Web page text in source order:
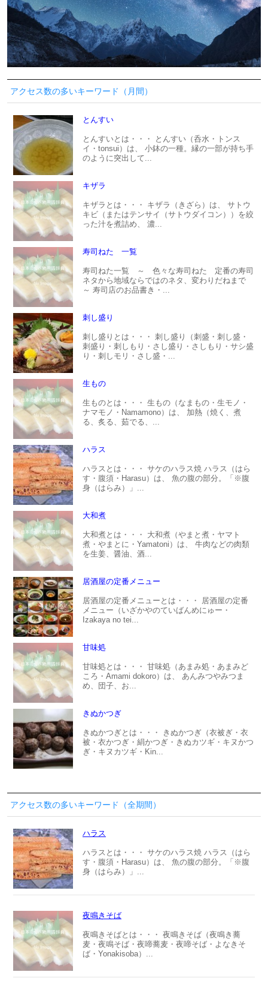
アクセス数の多いキーワード（月間）
とんすい
とんすいとは・・・ とんすい（呑水・トンス
イ・tonsui）は、 小鉢の一種。縁の一部が持ち手
のように突出して...
キザラ
キザラとは・・・ キザラ（きざら）は、 サトウ
キビ（またはテンサイ（サトウダイコン））を絞
った汁を煮詰め、 濃...
寿司ねた 一覧
寿司ねた一覧 ～ 色々な寿司ねた 定番の寿司
ネタから地域ならではのネタ、変わりだねまで
～ 寿司店のお品書き・...
刺し盛り
刺し盛りとは・・・ 刺し盛り（刺盛・刺し盛・
刺盛り・刺しもり・さし盛り・さしもり・サシ盛
り・刺しモリ・さし盛・...
生もの
生ものとは・・・ 生もの（なまもの・生モノ・
ナマモノ・Namamono）は、 加熱（焼く、煮
る、炙る、茹でる、...
ハラス
ハラスとは・・・ サケのハラス焼 ハラス（はら
す・腹須・Harasu）は、 魚の腹の部分。「※腹
身（はらみ）」...
大和煮
大和煮とは・・・ 大和煮（やまと煮・ヤマト
煮・やまとに・Yamatoni）は、 牛肉などの肉類
を生姜、醤油、酒...
居酒屋の定番メニュー
居酒屋の定番メニューとは・・・ 居酒屋の定番
メニュー（いざかやのていばんめにゅー・
Izakaya no tei...
甘味処
甘味処とは・・・ 甘味処（あまみ処・あまみど
ころ・Amami dokoro）は、 あんみつやみつま
め、団子、お...
きぬかつぎ
きぬかつぎとは・・・ きぬかつぎ（衣被ぎ・衣
被・衣かつぎ・絹かつぎ・きぬカツギ・キヌかつ
ぎ・キヌカツギ・Kin...
アクセス数の多いキーワード（全期間）
ハラス
ハラスとは・・・ サケのハラス焼 ハラス（はら
す・腹須・Harasu）は、 魚の腹の部分。「※腹
身（はらみ）」...
夜鳴きそば
夜鳴きそばとは・・・ 夜鳴きそば（夜鳴き蕎
麦・夜鳴そば・夜啼蕎麦・夜啼そば・よなきそ
ば・Yonakisoba）...